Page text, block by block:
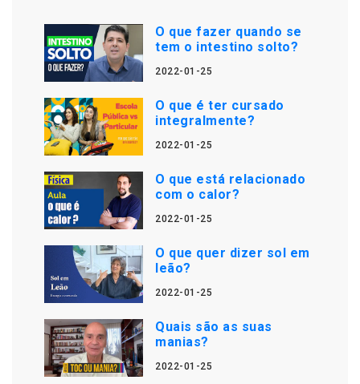
O que fazer quando se
tem o intestino solto?
2022-01-25
O que é ter cursado
integralmente?
2022-01-25
O que está relacionado
com o calor?
2022-01-25
O que quer dizer sol em
leão?
2022-01-25
Quais são as suas
manias?
2022-01-25